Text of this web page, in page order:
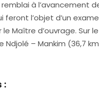
à l’avancement
l’objet d’un
Maître d’ouvrage. Sur
– Mankim (36,7
: